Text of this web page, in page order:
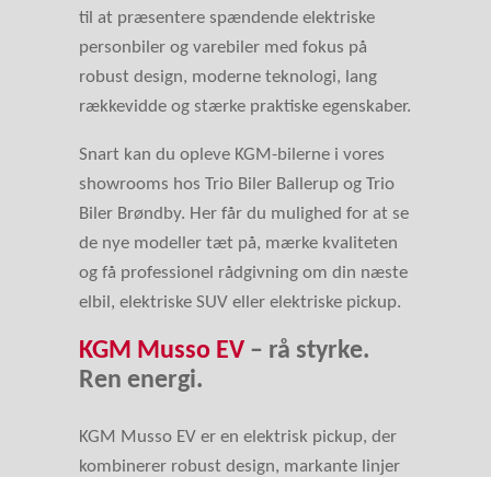
til at præsentere spændende elektriske
personbiler og varebiler med fokus på
robust design, moderne teknologi, lang
rækkevidde og stærke praktiske egenskaber.
Snart kan du opleve KGM-bilerne i vores
showrooms hos Trio Biler Ballerup og Trio
Biler Brøndby. Her får du mulighed for at se
de nye modeller tæt på, mærke kvaliteten
og få professionel rådgivning om din næste
elbil, elektriske SUV eller elektriske pickup.
KGM Musso EV– rå styrke.
Ren energi.
KGM Musso EV er en elektrisk pickup, der
kombinerer robust design, markante linjer